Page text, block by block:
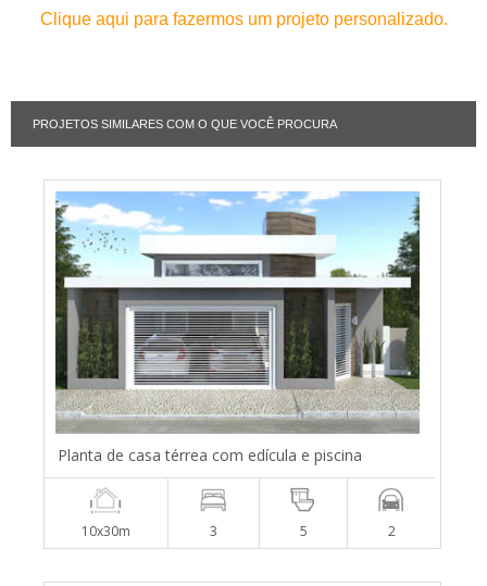
Clique aqui para fazermos um projeto personalizado.
PROJETOS SIMILARES COM O QUE VOCÊ PROCURA
Planta de casa térrea com edícula e piscina
10x30m 3 5 2